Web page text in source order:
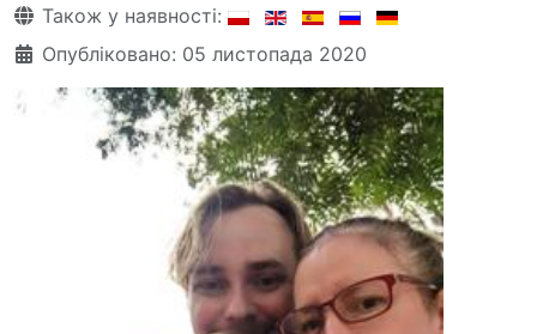
Деталі
Також у наявності:
Опубліковано: 05 листопада 2020